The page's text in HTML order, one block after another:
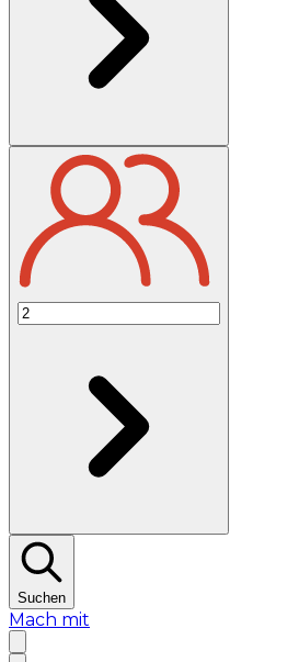
Suchen
Mach mit